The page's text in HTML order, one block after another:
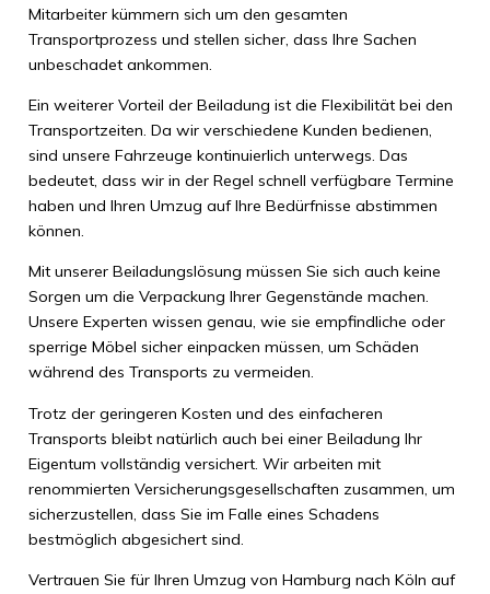
Mitarbeiter kümmern sich um den gesamten
Transportprozess und stellen sicher, dass Ihre Sachen
unbeschadet ankommen.
Ein weiterer Vorteil der Beiladung ist die Flexibilität bei den
Transportzeiten. Da wir verschiedene Kunden bedienen,
sind unsere Fahrzeuge kontinuierlich unterwegs. Das
bedeutet, dass wir in der Regel schnell verfügbare Termine
haben und Ihren Umzug auf Ihre Bedürfnisse abstimmen
können.
Mit unserer Beiladungslösung müssen Sie sich auch keine
Sorgen um die Verpackung Ihrer Gegenstände machen.
Unsere Experten wissen genau, wie sie empfindliche oder
sperrige Möbel sicher einpacken müssen, um Schäden
während des Transports zu vermeiden.
Trotz der geringeren Kosten und des einfacheren
Transports bleibt natürlich auch bei einer Beiladung Ihr
Eigentum vollständig versichert. Wir arbeiten mit
renommierten Versicherungsgesellschaften zusammen, um
sicherzustellen, dass Sie im Falle eines Schadens
bestmöglich abgesichert sind.
Vertrauen Sie für Ihren Umzug von Hamburg nach Köln auf